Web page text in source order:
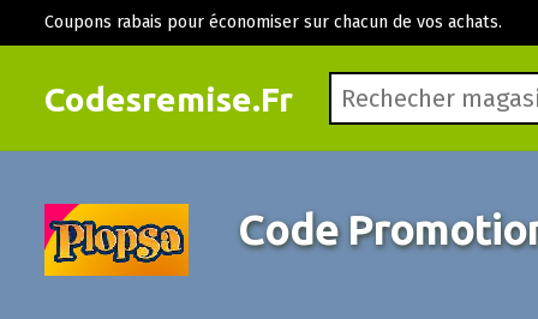
Codesremise.Fr
Coupons rabais pour économiser sur chacun de vos achats.
Code